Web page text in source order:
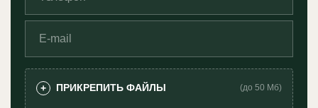
+ ПРИКРЕПИТЬ ФАЙЛЫ (до 50 Мб)